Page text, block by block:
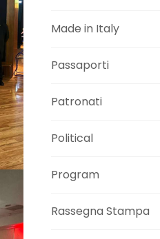
Made in Italy
Passaporti
Patronati
Political
Program
Rassegna Stampa